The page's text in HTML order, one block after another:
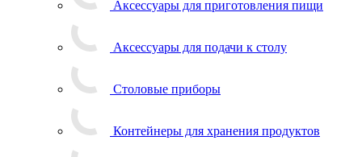
Аксессуары для приготовления пищи
Аксессуары для подачи к столу
Столовые приборы
Контейнеры для хранения продуктов